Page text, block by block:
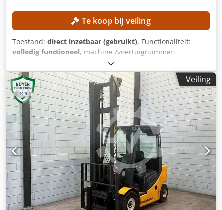
Te koop bij veiling
Toestand: direct inzetbaar (gebruikt), Functionaliteit:
volledig functioneel, machine-/voertuignummer:
2019
draagvermogen:2.000 kg, hefhoogte:7.960 mm, vrije
hefhoogte:2.710 mm, brandstoftype: elektrisch, masttype:
triplex, vorklengte:1.200 mm , TECHNISCHE SPECIFICATIES
Draagvermogen: 2.000 kg Maximale hefhoogte: 7.960 mm
Vrije hefhoogte: 2.710 mm Lengte vorken: 1.200 mm
Maximale vorkbreedte: 940 mm Minimale vorkbreedte: 240
mm MACHINE DETAILS Dcjdpfxjzrmtxs Ai Ujk Type mast:
Triplex Accu Aandrijving: Elektrisch Accutype: 6PzS750
Bouwjaar accu: 2019 Accucapaciteit: 750 Ah Accuspanning:
48 V Afmetingen accubak (L x B x H): 825 x 735 x 630 mm
Draaiuren: 10.214 uur Afmetingen en gewicht Afmetingen
(L x B x H): 2.150 x 1.140 x 3.210 mm Ledig gewicht: 4.050
kg UITRUSTING Zijdelingse verschuiving Radio Volledige
cabine Camera Verwarming Joystick Niet-markerende
Veiling